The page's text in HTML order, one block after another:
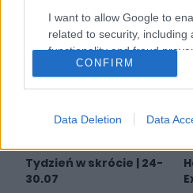
I want to allow Google to
related to security, including
functionality and fraud
user protection.
CONFIRM
Data Deletion Data
16 ZDJĘĆ
Tydzień w skrócie | 24-
30.07